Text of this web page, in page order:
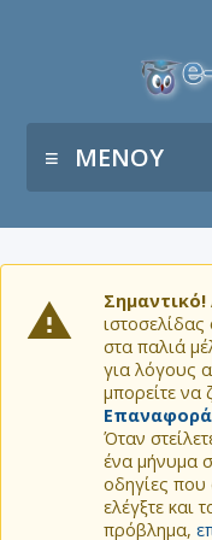
ΜΕΝΟΥ
Σημαντικό!
ιστοσελίδας
στα παλιά
για λόγους
μπορείτε να
Επαναφορά
Όταν
ένα μήνυμα
οδηγίες που
ελέγξτε και
πρόβλημα,